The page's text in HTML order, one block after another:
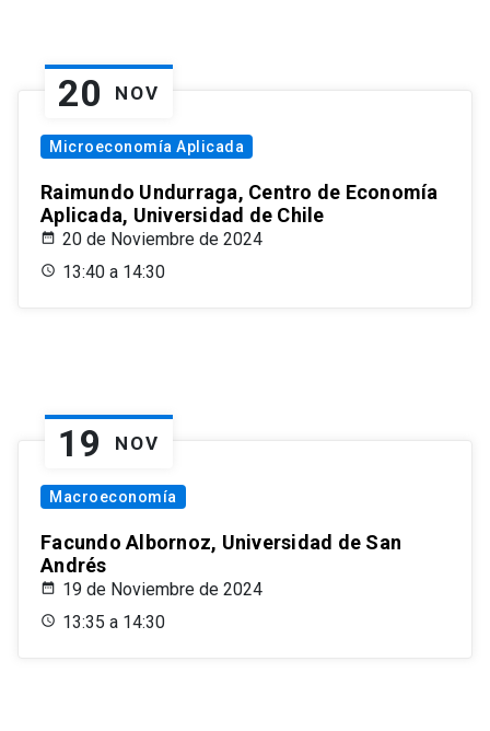
20 NOV
Microeconomía Aplicada
Raimundo Undurraga, Centro de Economía
Aplicada, Universidad de Chile
20 de Noviembre de 2024
13:40 a 14:30
19 NOV
Macroeconomía
Facundo Albornoz, Universidad de San
Andrés
19 de Noviembre de 2024
13:35 a 14:30